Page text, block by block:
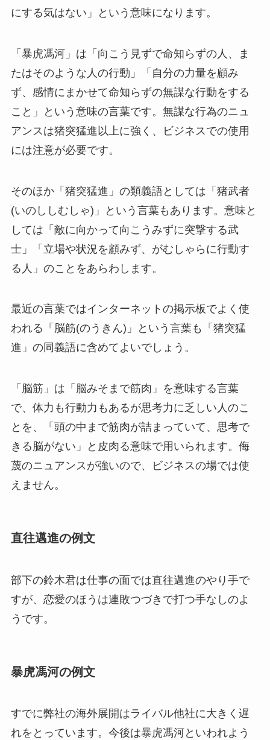
にする気はない」という意味になります。
「暴虎馮河」は「向こう見ずで命知らずの人、ま
たはそのような人の行動」「自分の力量を顧み
ず、感情にまかせて命知らずの無謀な行動をする
こと」という意味の言葉です。無謀な行為のニュ
アンスは猪突猛進以上に強く、ビジネスでの使用
には注意が必要です。
そのほか「猪突猛進」の類義語としては「猪武者
(いのししむしゃ)」という言葉もあります。意味と
しては「敵に向かって向こうみずに突撃する武
士」「立場や状況を顧みず、がむしゃらに行動す
る人」のことをあらわします。
最近の言葉ではインターネットの掲示板でよく使
われる「脳筋(のうきん)」という言葉も「猪突猛
進」の同義語に含めてよいでしょう。
「脳筋」は「脳みそまで筋肉」を意味する言葉
で、体力も行動力もあるが思考力に乏しい人のこ
とを、「頭の中まで筋肉が詰まっていて、思考で
きる脳がない」と皮肉る意味で用いられます。侮
蔑のニュアンスが強いので、ビジネスの場では使
えません。
直往邁進の例文
部下の鈴木君は仕事の面では直往邁進のやり手で
すが、恋愛のほうは連敗つづきで打つ手なしのよ
うです。
暴虎馮河の例文
すでに弊社の海外展開はライバル他社に大きく遅
れをとっています。今後は暴虎馮河といわれよう